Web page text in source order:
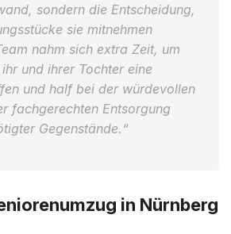
sondern die Entscheidung,
sie mitnehmen
nahm sich extra Zeit, um
und ihrer Tochter eine
und half bei der würdevollen
fachgerechten Entsorgung
Gegenstände.“
in Nürnberg